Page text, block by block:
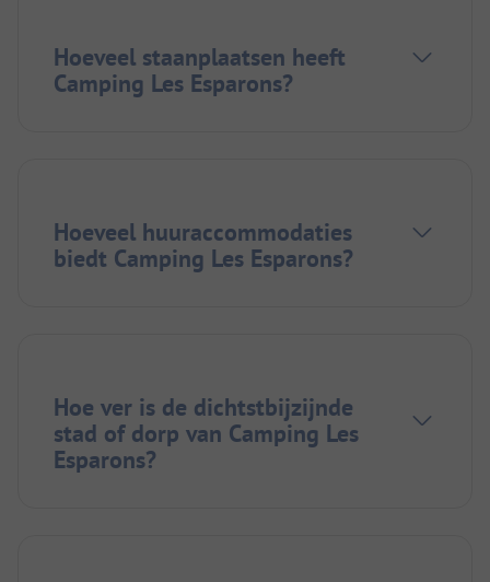
Hoeveel staanplaatsen heeft
Camping Les Esparons?
Hoeveel huuraccommodaties
biedt Camping Les Esparons?
Hoe ver is de dichtstbijzijnde
stad of dorp van Camping Les
Esparons?